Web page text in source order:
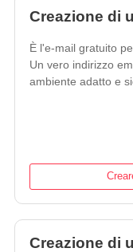
Creazione di
È l'e-mail gratuito
Un vero indirizzo
ambiente adatto e
Creazione di